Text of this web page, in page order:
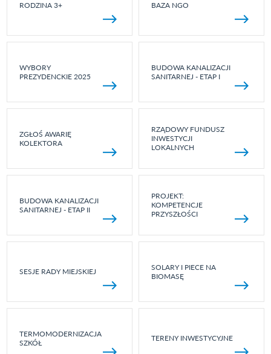
RODZINA 3+ BAZA NGO
WYBORY
PREZYDENCKIE 2025
BUDOWA KANALIZACJI
SANITARNEJ - ETAP I
ZGŁOŚ AWARIĘ
KOLEKTORA
RZĄDOWY FUNDUSZ
INWESTYCJI
LOKALNYCH
BUDOWA KANALIZACJI
SANITARNEJ - ETAP II
PROJEKT:
KOMPETENCJE
PRZYSZŁOŚCI
SESJE RADY MIEJSKIEJ
SOLARY I PIECE NA
BIOMASĘ
TERMOMODERNIZACJA
SZKÓŁ
TERENY INWESTYCYJNE